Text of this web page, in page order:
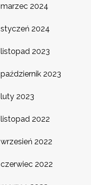
marzec 2024
styczeń 2024
listopad 2023
październik 2023
luty 2023
listopad 2022
wrzesień 2022
czerwiec 2022